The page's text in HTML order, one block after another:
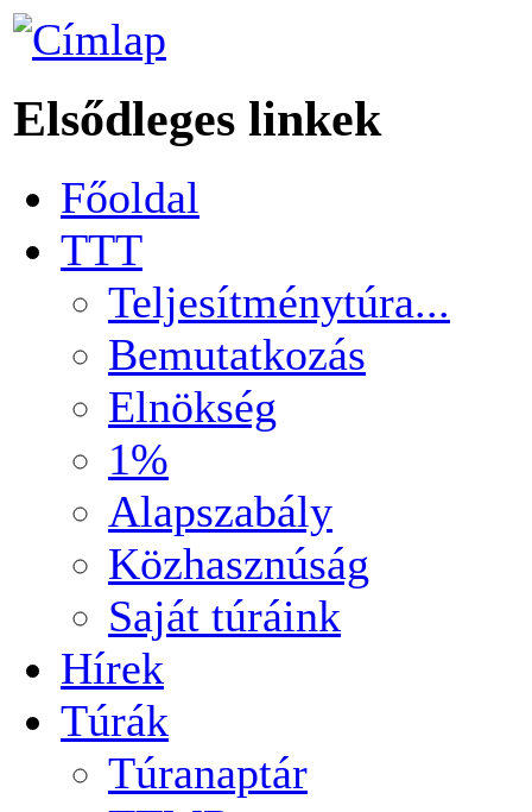
Elsődleges linkek
Főoldal
TTT
Teljesítménytúra...
Bemutatkozás
Elnökség
1%
Alapszabály
Közhasznúság
Saját túráink
Hírek
Túrák
Túranaptár